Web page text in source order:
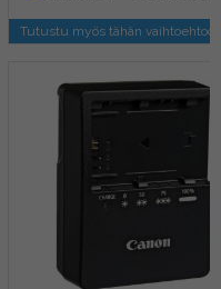
Tutustu myös tähän